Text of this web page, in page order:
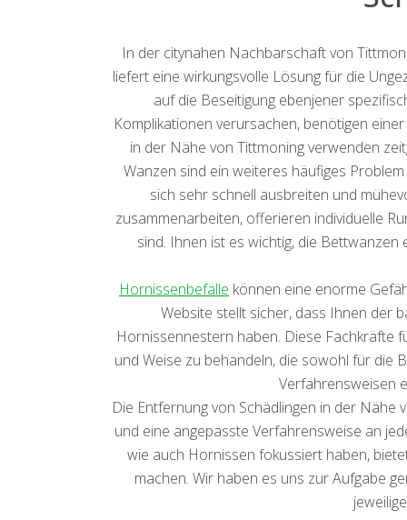
In der citynahen Nachbarschaft von
liefert eine wirkungsvolle Lösung für die
auf die Beseitigung ebenjener
Komplikationen verursachen, benötigen
in der Nähe von Tittmoning verwenden
Wanzen sind ein weiteres häufiges
sich sehr schnell ausbreiten und
zusammenarbeiten, offerieren individuelle
sind. Ihnen ist es wichtig, die
Hornissenbefälle können eine enorme
Website stellt sicher, dass Ihnen der
Hornissennestern haben. Diese Fachkräfte
und Weise zu behandeln, die sowohl für die
Verfahrensweisen
Die Entfernung von Schädlingen in der
und eine angepasste Verfahrensweise an
wie auch Hornissen fokussiert haben,
machen. Wir haben es uns zur Aufgabe